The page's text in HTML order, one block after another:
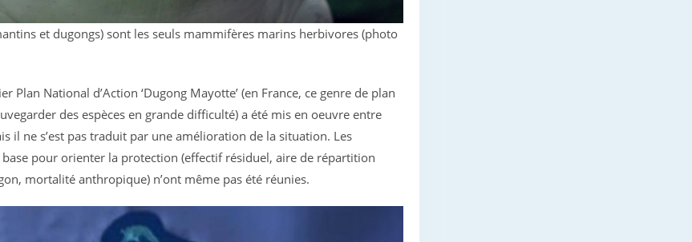
et dugongs) sont les seuls mammifères marins herbivores (photo
Plan National d’Action ‘Dugong Mayotte’ (en France, ce genre de plan
des espèces en grande difficulté) a été mis en oeuvre entre
il ne s’est pas traduit par une amélioration de la situation. Les
base pour orienter la protection (effectif résiduel, aire de répartition
mortalité anthropique) n’ont même pas été réunies.